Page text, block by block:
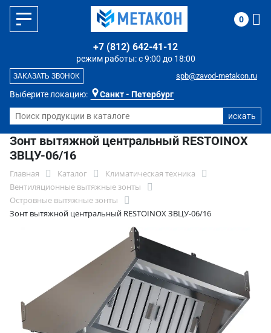
Выберите локацию: Санкт - Петербург
режим работы: с 9:00 до 18:00
+7 (812) 642-41-12
spb@zavod-metakon.ru
ЗАКАЗАТЬ ЗВОНОК
0
Зонт вытяжной центральный RESTOINOX
ЗВЦУ-06/16
Главная Каталог
Климатическая техника
Вентиляционные вытяжные зонты
Островные вытяжные зонты
Зонт вытяжной центральный RESTOINOX ЗВЦУ-06/16